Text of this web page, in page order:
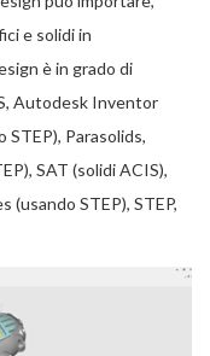
e solidi in
è in grado di
Autodesk Inventor
STEP), Parasolids,
SAT (solidi ACIS),
(usando STEP), STEP,